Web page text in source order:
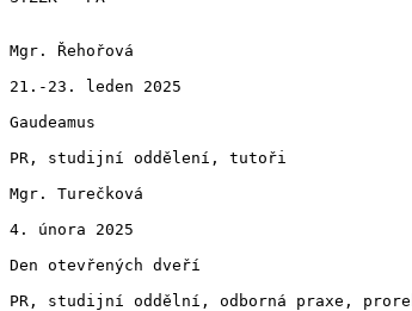
Mgr. Řehořová
21.-23. leden 2025
Gaudeamus
PR, studijní oddělení, tutoři
Mgr. Turečková
4. února 2025
Den otevřených dveří
PR, studijní oddělní, odborná praxe,